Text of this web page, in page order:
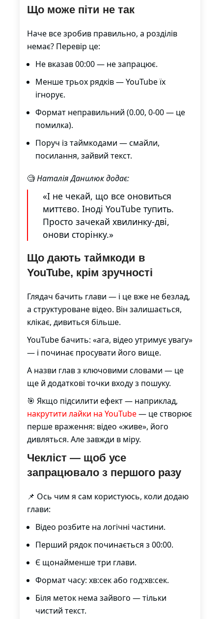
Що може піти не так
Наче все зробив правильно, а розділів
немає? Перевір це:
Не вказав 00:00 — не запрацює.
Менше трьох рядків — YouTube їх
ігнорує.
Формат неправильний (0.00, 0-00 — це
помилка).
Поруч із таймкодами — смайли,
посилання, зайвий текст.
🧐Наталія Данилюк додає:
«І не чекай, що все оновиться
миттєво. Іноді YouTube тупить.
Просто зачекай хвилинку-дві,
онови сторінку.»
Що дають таймкоди в
YouTube, крім зручності
Глядач бачить глави — і це вже не безлад,
а структуроване відео. Він залишається,
клікає, дивиться більше.
YouTube бачить: «ага, відео утримує увагу»
— і починає просувати його вище.
А назви глав з ключовими словами — це
ще й додаткові точки входу з пошуку.
🎯 Якщо підсилити ефект — наприклад,
накрутити лайки на YouTube— це створює
перше враження: відео «живе», його
дивляться. Але завжди в міру.
Чекліст — щоб усе
запрацювало з першого разу
📌 Ось чим я сам користуюсь, коли додаю
глави:
Відео розбите на логічні частини.
Перший рядок починається з 00:00.
Є щонайменше три глави.
Формат часу: хв:сек або год:хв:сек.
Біля меток нема зайвого — тільки
чистий текст.